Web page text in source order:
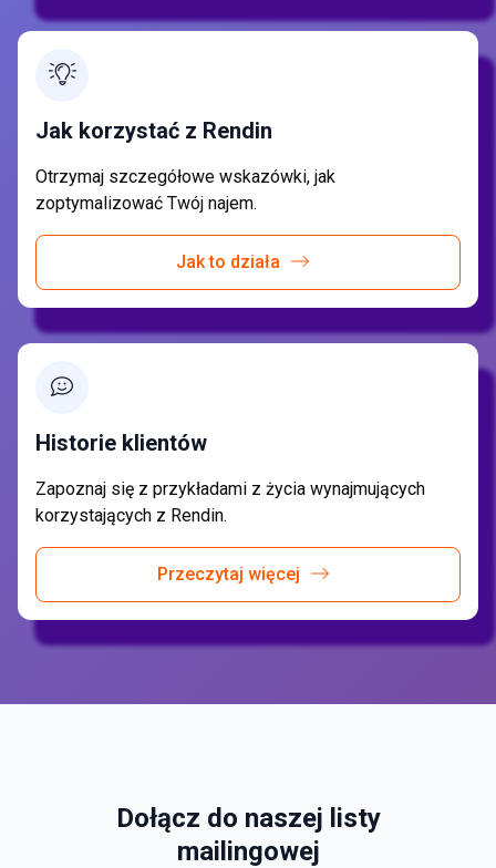
Jak korzystać z Rendin
Otrzymaj szczegółowe wskazówki, jak
zoptymalizować Twój najem.
Jak to działa
Historie klientów
Zapoznaj się z przykładami z życia wynajmujących
korzystających z Rendin.
Przeczytaj więcej
Dołącz do naszej listy
mailingowej